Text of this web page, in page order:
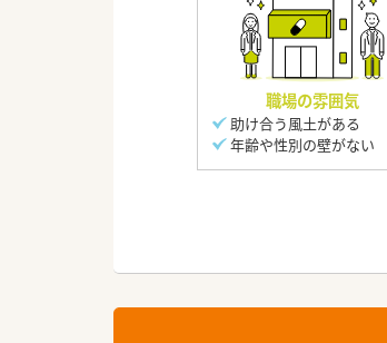
職場の雰囲気
助け合う風土がある
年齢や性別の壁がない